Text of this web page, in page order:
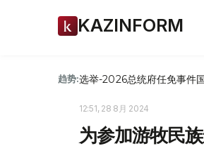
KAZINFORM
趋势:选举-2026总统府任免事件
12:51, 28 8月 2024
为参加游牧民